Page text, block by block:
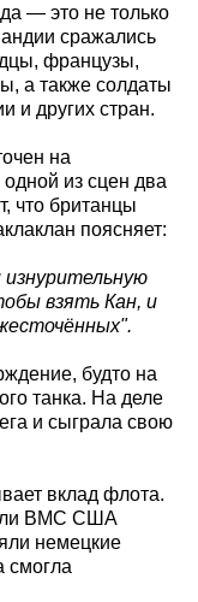
— это не только
сражались
французы,
а также солдаты
и других стран.
на
из сцен два
что британцы
поясняет:
изнурительную
взять Кан, и
будто на
танка. На деле
и сыграла свою
вклад флота.
ВМС США
немецкие
смогла